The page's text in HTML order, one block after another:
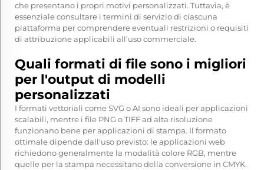
che presentano i propri motivi personalizzati. Tuttavia, è
essenziale consultare i termini di servizio di ciascuna
piattaforma per comprendere eventuali restrizioni o requisiti
di attribuzione applicabili all’uso commerciale.
Quali formati di file sono i migliori
per l'output di modelli
personalizzati
I formati vettoriali come SVG o AI sono ideali per applicazioni
scalabili, mentre i file PNG o TIFF ad alta risoluzione
funzionano bene per applicazioni di stampa. Il formato
ottimale dipende dall'uso previsto: le applicazioni web
richiedono generalmente la modalità colore RGB, mentre
quelle per la stampa necessitano della conversione in CMYK.